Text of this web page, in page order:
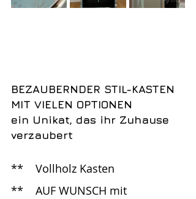
BEZAUBERNDER STIL-KASTEN
MIT VIELEN OPTIONEN
ein Unikat, das ihr Zuhause
verzaubert
**	Vollholz Kasten
**	AUF WUNSCH mit